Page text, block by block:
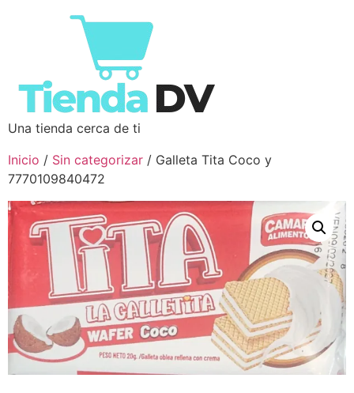
Una tienda cerca de ti
Inicio / Sin categorizar / Galleta Tita Coco y
7770109840472